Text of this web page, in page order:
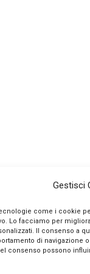
Gestisci
come i cookie
Lo facciamo per
Il consenso a
di navigazione
consenso possono